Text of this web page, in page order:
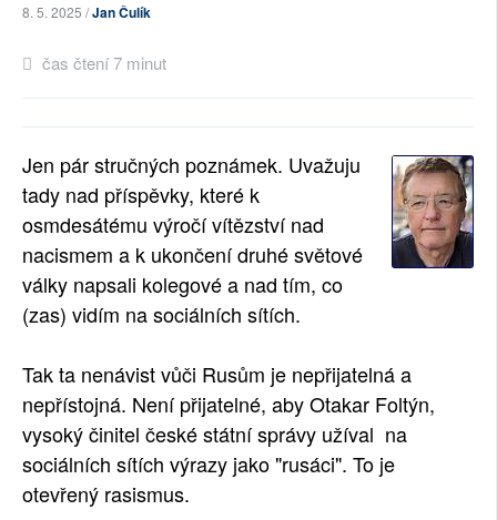
8. 5. 2025 /Jan Čulík
čas čtení 7 minut
Jen pár stručných poznámek. Uvažuju
tady nad příspěvky, které k
osmdesátému výročí vítězství nad
nacismem a k ukončení druhé světové
války napsali kolegové a nad tím, co
(zas) vidím na sociálních sítích.
Tak ta nenávist vůči Rusům je nepřijatelná a
nepřístojná. Není přijatelné, aby Otakar Foltýn,
vysoký činitel české státní správy užíval na
sociálních sítích výrazy jako "rusáci". To je
otevřený rasismus.